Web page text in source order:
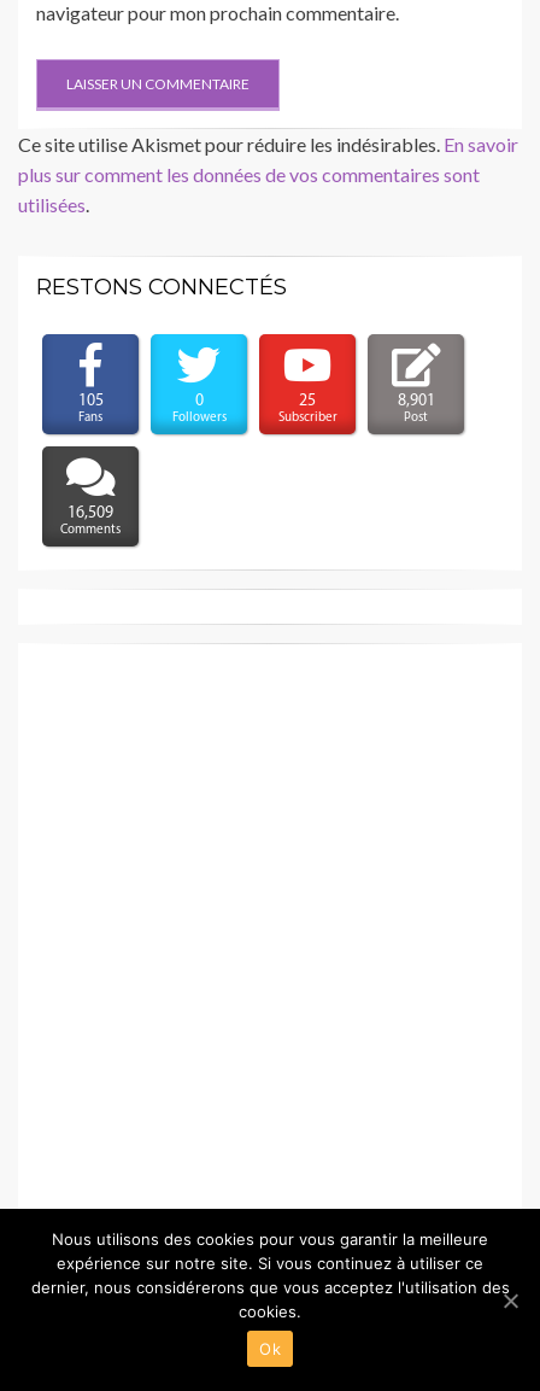
navigateur pour mon prochain commentaire.
Ce site utilise Akismet pour réduire les indésirables. En savoir
plus sur comment les données de vos commentaires sont
utilisées.
RESTONS CONNECTÉS
105
Fans
0
Followers
25
Subscriber
8,901
Post
16,509
Comments
© Copyright 2026 –
Powered by
Nous utilisons des cookies pour vous garantir la meilleure
expérience sur notre site. Si vous continuez à utiliser ce
dernier, nous considérerons que vous acceptez l'utilisation des
cookies.
Ok